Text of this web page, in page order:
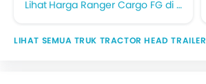
Harga Ranger Cargo FG di Malang
TRUK TRACTOR HEAD TRAILER